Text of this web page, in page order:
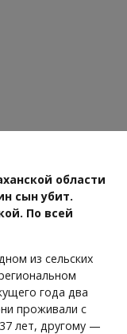
области
сын убит.
По всей
из сельских
года два
проживали с
лет, другому —